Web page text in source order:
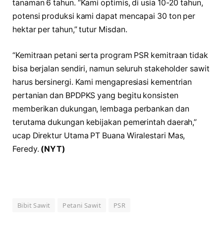
tanaman 6 tahun. “Kami optimis, di usia 10-20 tahun,
potensi produksi kami dapat mencapai 30 ton per
hektar per tahun,” tutur Misdan.
“Kemitraan petani serta program PSR kemitraan tidak
bisa berjalan sendiri, namun seluruh stakeholder sawit
harus bersinergi. Kami mengapresiasi kementrian
pertanian dan BPDPKS yang begitu konsisten
memberikan dukungan, lembaga perbankan dan
terutama dukungan kebijakan pemerintah daerah,”
ucap Direktur Utama PT Buana Wiralestari Mas,
Feredy. (NYT)
Bibit Sawit Petani Sawit PSR